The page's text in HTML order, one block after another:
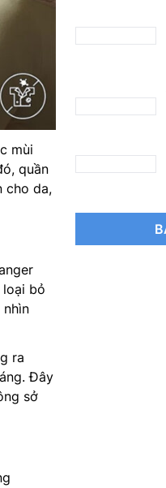
mùi
quần
cho da,
loại bỏ
ra
Đây
sở